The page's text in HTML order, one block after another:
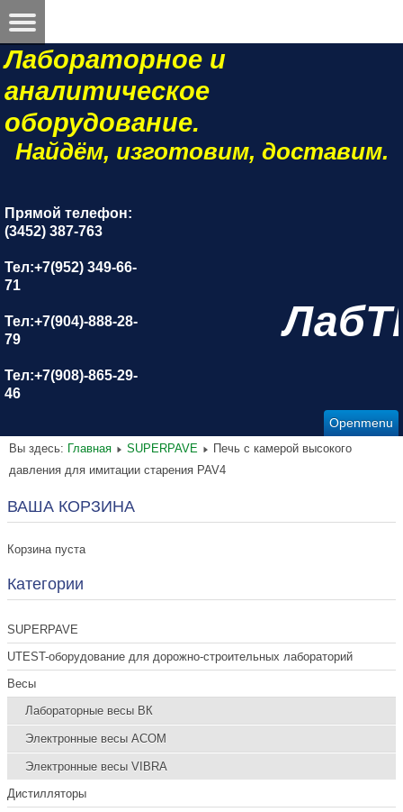
Лабораторное и
аналитическое
оборудование.
Найдём, изготовим, доставим.
Прямой телефон:
(3452) 387-763
Тел:+7(952) 349-66-
71
Тел:+7(904)-888-28-
79
Тел:+7(908)-865-29-
46
Openmenu
Вы здесь: Главная SUPERPAVE
Печь с камерой высокого
давления для имитации старения PAV4
ВАША КОРЗИНА
Корзина пуста
Категории
SUPERPAVE
UTEST-оборудование для дорожно-строительных лабораторий
Весы
Лабораторные весы ВК
Электронные весы ACOM
Электронные весы VIBRA
Дистилляторы